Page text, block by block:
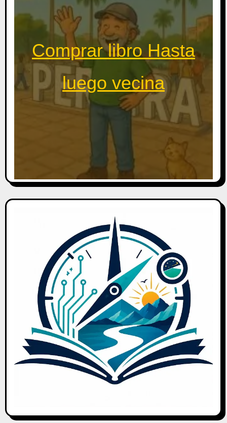
Comprar libro Hasta
luego vecina